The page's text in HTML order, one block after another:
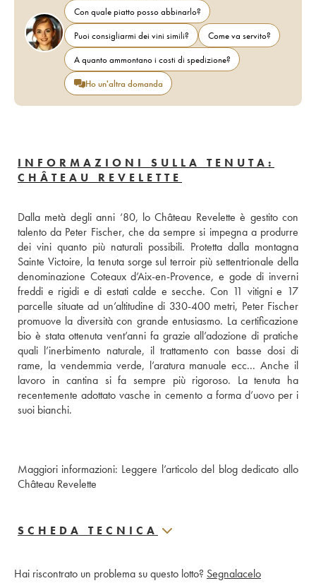
Con quale piatto posso abbinarlo?
Puoi consigliarmi dei vini simili?
Come va servito?
A quanto ammontano i costi di spedizione?
Ho un'altra domanda
INFORMAZIONI SULLA TENUTA:
CHÂTEAU REVELETTE
Dalla metà degli anni ‘80, lo Château Revelette è gestito con
talento da Peter Fischer, che da sempre si impegna a produrre
dei vini quanto più naturali possibili. Protetta dalla montagna
Sainte Victoire, la tenuta sorge sul terroir più settentrionale della
denominazione Coteaux d’Aix-en-Provence, e gode di inverni
freddi e rigidi e di estati calde e secche. Con 11 vitigni e 17
parcelle situate ad un’altitudine di 330-400 metri, Peter Fischer
promuove la diversità con grande entusiasmo. La certificazione
bio è stata ottenuta vent’anni fa grazie all’adozione di pratiche
quali l’inerbimento naturale, il trattamento con basse dosi di
rame, la vendemmia verde, l’aratura manuale ecc... Anche il
lavoro in cantina si fa sempre più rigoroso. La tenuta ha
recentemente adottato vasche in cemento a forma d’uovo per i
suoi bianchi.
Maggiori informazioni: Leggere l’articolo del blog dedicato allo
Château Revelette
SCHEDA TECNICA
Hai riscontrato un problema su questo lotto? Segnalacelo